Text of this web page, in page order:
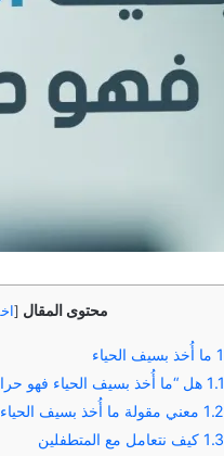
محتوى المقال [
1 ما أُخذ بسيف الحياء
1.1 هل “ما أُخذ بسيف الحياء فهو
1.2 معني مقولة ما أُخذ بسيف
1.3 كيف نتعامل مع المتطفلين